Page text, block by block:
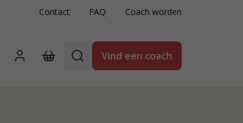
Contact FAQ Coach worden
Vind een coach